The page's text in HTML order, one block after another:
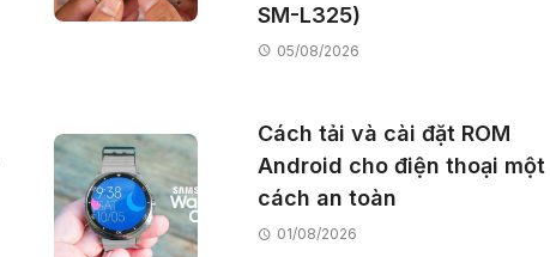
SM-L325)
05/08/2026
Cách tải và cài đặt ROM
Android cho điện thoại một
cách an toàn
01/08/2026